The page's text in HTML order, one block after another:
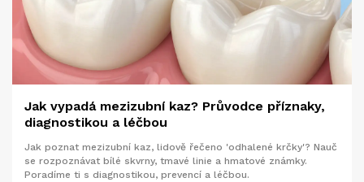
Jak vypadá mezizubní kaz? Průvodce příznaky,
diagnostikou a léčbou
Jak poznat mezizubní kaz, lidově řečeno 'odhalené krčky'? Nauč
se rozpoznávat bílé skvrny, tmavé linie a hmatové známky.
Poradíme ti s diagnostikou, prevencí a léčbou.